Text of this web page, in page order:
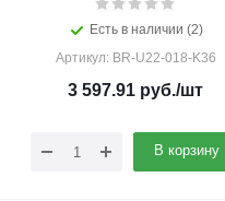
Есть в наличии (2)
Артикул: BR-U22-018-K36
3 597.91 руб./шт
В корзину